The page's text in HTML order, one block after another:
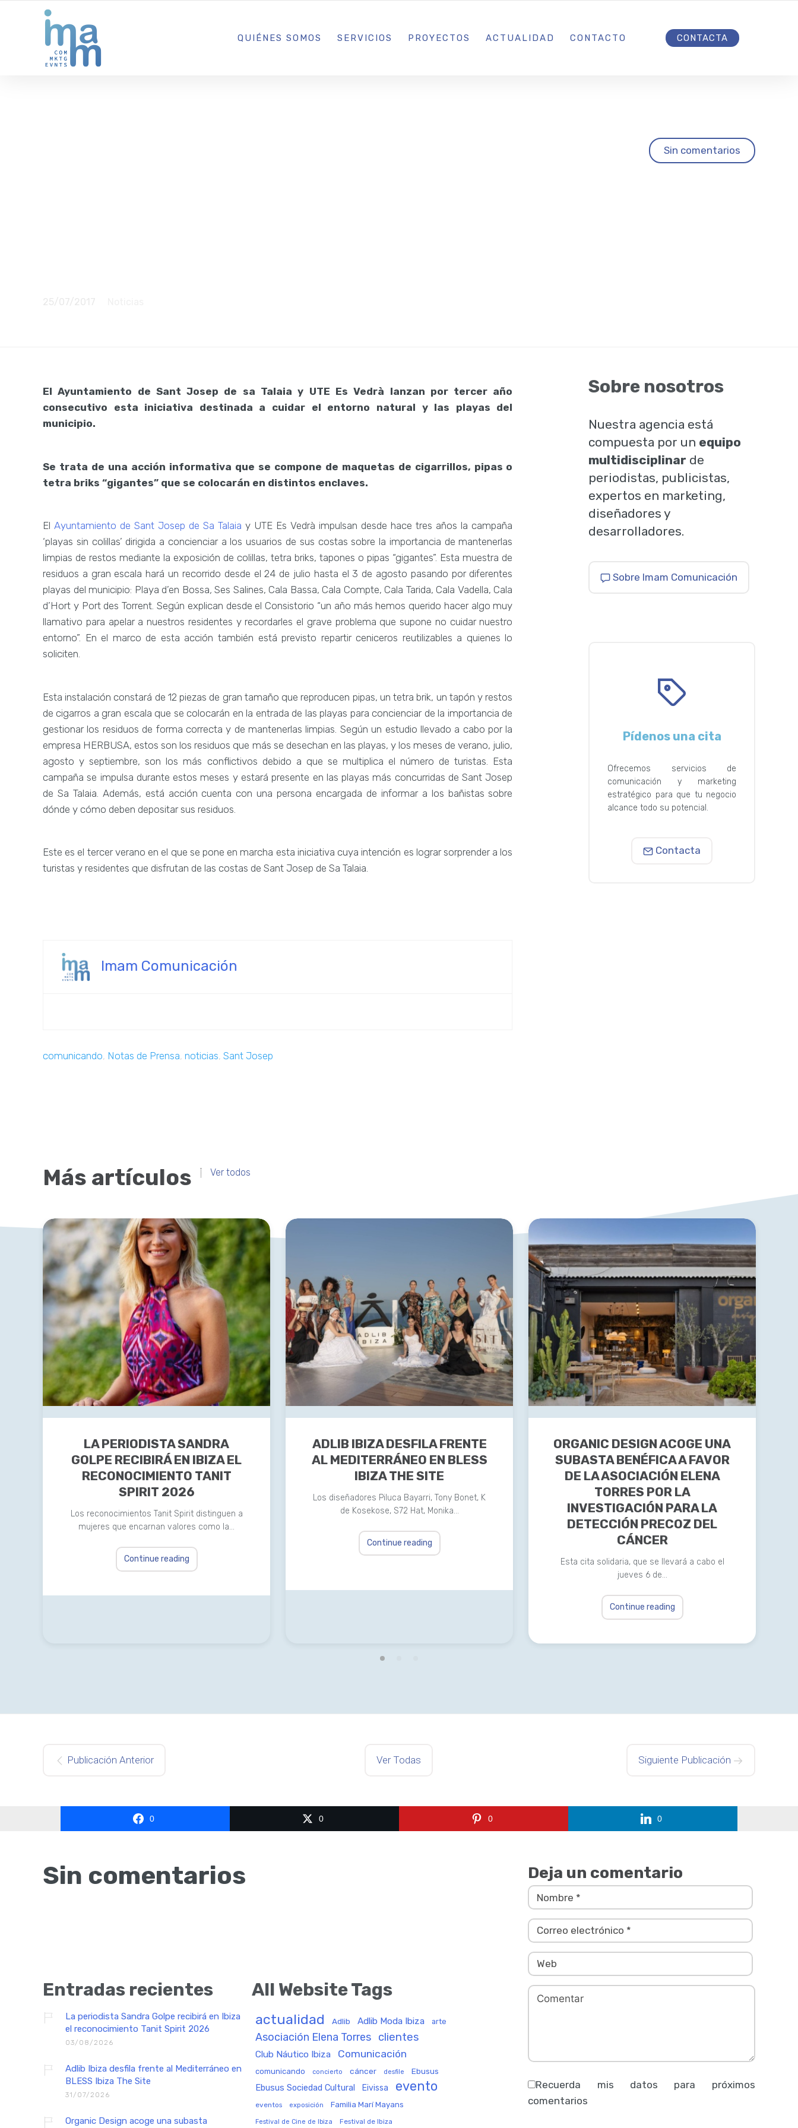
AGENCIA CREATIVA DE COMUNICACIÓN Y ESTRATEGIA DIGITAL IBIZA · MADRID · BARCELONA
QUIÉNES SOMOS SERVICIOS PROYECTOS ACTUALIDAD CONTACTO CONTACTA
Sin comentarios
El Ayuntamiento de Sant Josep de sa Talaia y UTE Es Vedrà lanzan por tercer año
consecutivo esta iniciativa destinada a cuidar el entorno natural y las playas del
municipio.
Se trata de una acción informativa que se compone de maquetas de cigarrillos, pipas o
tetra briks “gigantes” que se colocarán en distintos enclaves.
ElAyuntamiento de Sant Josep de Sa Talaia y UTE Es Vedrà impulsan desde hace tres años la campaña
‘playas sin colillas’ dirigida a concienciar a los usuarios de sus costas sobre la importancia de mantenerlas
limpias de restos mediante la exposición de colillas, tetra briks, tapones o pipas “gigantes”. Esta muestra de
residuos a gran escala hará un recorrido desde el 24 de julio hasta el 3 de agosto pasando por diferentes
playas del municipio: Playa d’en Bossa,Ses Salines, Cala Bassa, Cala Compte, Cala Tarida, Cala Vadella, Cala
d’Hort y Port des Torrent. Según explican desde el Consistorio “un año más hemos querido hacer algo muy
llamativo para apelar a nuestros residentes y recordarles el grave problema que supone no cuidar nuestro
entorno”. En el marco de esta acción también está previsto repartir ceniceros reutilizables a quienes lo
soliciten.
Esta instalación constará de 12 piezas de gran tamaño que reproducen pipas, un tetra brik, un tapón y restos
de cigarros a gran escala que se colocarán en la entrada de las playas para concienciar de la importancia de
gestionar los residuos de forma correcta y de mantenerlas limpias. Según un estudio llevado a cabo por la
empresa HERBUSA, estos son los residuos que más se desechan en las playas, y los meses de verano, julio,
agosto y septiembre, son los más conflictivos debido a que se multiplica el número de turistas. Esta
campaña se impulsa durante estos meses y estará presente en las playas más concurridas de Sant Josep
de Sa Talaia. Además, está acción cuenta con una persona encargada de informar a los bañistas sobre
dónde y cómo deben depositar sus residuos.
Este es el tercer verano en el que se pone en marcha esta iniciativa cuya intención es lograr sorprender a los
turistas y residentes que disfrutan de las costas de Sant Josep de Sa Talaia.
Imam Comunicación
comunicando, Notas de Prensa, noticias, Sant Josep
Sobre nosotros
Nuestra agencia está
compuesta por un equipo
multidisciplinar de
periodistas, publicistas,
expertos en marketing,
diseñadores y
desarrolladores.
Sobre Imam Comunicación
Pídenos una cita
Ofrecemos servicios de
comunicación y marketing
estratégico para que tu negocio
alcance todo su potencial.
Contacta
Más artículos Ver todos
LA PERIODISTA SANDRA
GOLPE RECIBIRÁ EN IBIZA EL
RECONOCIMIENTO TANIT
SPIRIT 2026
Los reconocimientos Tanit Spirit distinguen a
mujeres que encarnan valores como la…
Continue reading
ADLIB IBIZA DESFILA FRENTE
AL MEDITERRÁNEO EN BLESS
IBIZA THE SITE
Los diseñadores Piluca Bayarri, Tony Bonet, K
de Kosekose, S72 Hat, Monika…
Continue reading
ORGANIC DESIGN ACOGE UNA
SUBASTA BENÉFICA A FAVOR
DE LA ASOCIACIÓN ELENA
TORRES POR LA
INVESTIGACIÓN PARA LA
DETECCIÓN PRECOZ DEL
CÁNCER
Esta cita solidaria, que se llevará a cabo el
jueves 6 de…
Continue reading
Publicación Anterior Ver Todas Siguiente Publicación
0 0 0 0
Sin comentarios
Entradas recientes
La periodista Sandra Golpe recibirá en Ibiza
el reconocimiento Tanit Spirit 2026
03/08/2026
Adlib Ibiza desfila frente al Mediterráneo en
BLESS Ibiza The Site
31/07/2026
Organic Design acoge una subasta
All Website Tags
actualidad Adlib Adlib Moda Ibiza arte
Asociación Elena Torres clientes
Club Náutico Ibiza Comunicación
comunicando concierto cáncer desfile Ebusus
Ebusus Sociedad Cultural Eivissa evento
eventos exposición Familia Marí Mayans
Festival de Cine de Ibiza Festival de Ibiza
Deja un comentario
Recuerda mis datos para próximos
comentarios